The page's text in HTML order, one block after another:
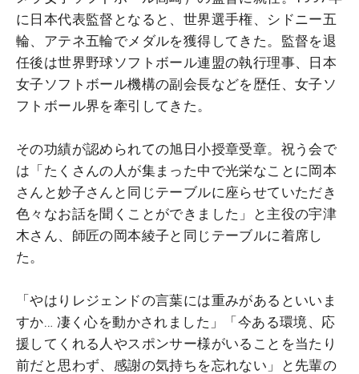
に日本代表監督となると、世界選手権、シドニー五
輪、アテネ五輪でメダルを獲得してきた。監督を退
任後は世界野球ソフトボール連盟の執行理事、日本
女子ソフトボール機構の副会長などを歴任、女子ソ
フトボール界を牽引してきた。
その功績が認められての旭日小授章受章。祝う会で
は「たくさんの人が集まった中で光栄なことに岡本
さんと妙子さんと同じテーブルに座らせていただき
色々なお話を聞くことができました」と主役の宇津
木さん、師匠の岡本綾子と同じテーブルに着席し
た。
「やはりレジェンドの言葉には重みがあるといいま
すか… 凄く心を動かされました」「今ある環境、応
援してくれる人やスポンサー様がいることを当たり
前だと思わず、感謝の気持ちを忘れない」と先輩の